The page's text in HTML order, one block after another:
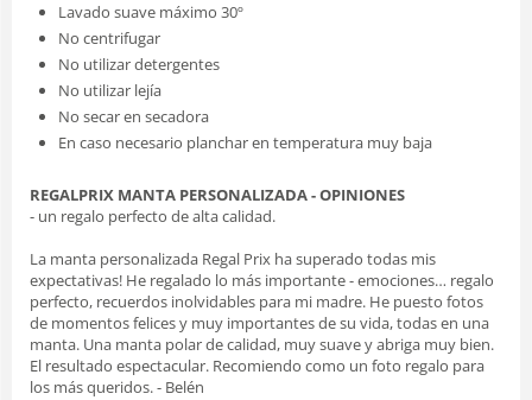
Lavado suave máximo 30º
No centrifugar
No utilizar detergentes
No utilizar lejía
No secar en secadora
En caso necesario planchar en temperatura muy baja
REGALPRIX MANTA PERSONALIZADA - OPINIONES
- un regalo perfecto de alta calidad.
La manta personalizada Regal Prix ha superado todas mis
expectativas! He regalado lo más importante - emociones… regalo
perfecto, recuerdos inolvidables para mi madre. He puesto fotos
de momentos felices y muy importantes de su vida, todas en una
manta. Una manta polar de calidad, muy suave y abriga muy bien.
El resultado espectacular. Recomiendo como un foto regalo para
los más queridos. - Belén